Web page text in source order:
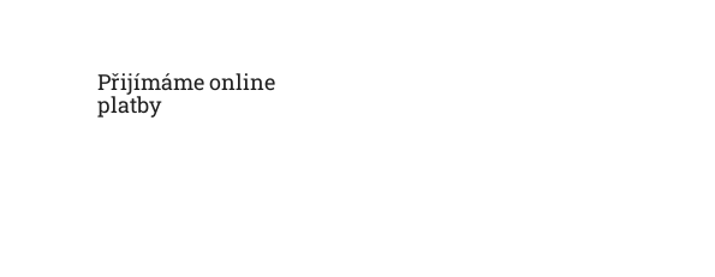
Přijímáme online
platby